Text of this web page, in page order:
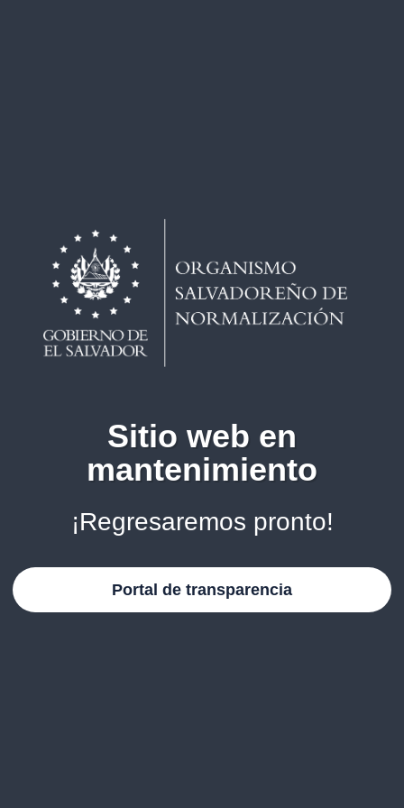
Sitio web en
mantenimiento
¡Regresaremos pronto!
Portal de transparencia